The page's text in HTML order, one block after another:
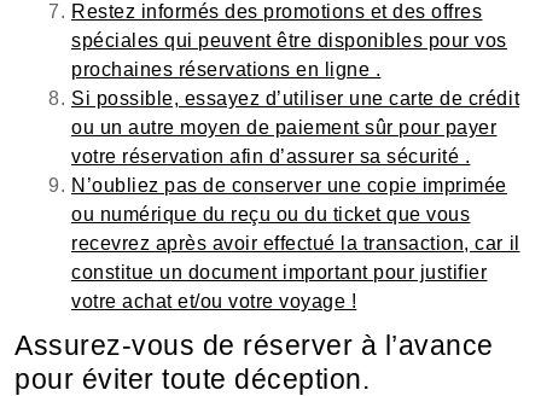
Restez informés des promotions et des offres
spéciales qui peuvent être disponibles pour vos
prochaines réservations en ligne .
Si possible, essayez d’utiliser une carte de crédit
ou un autre moyen de paiement sûr pour payer
votre réservation afin d’assurer sa sécurité .
N’oubliez pas de conserver une copie imprimée
ou numérique du reçu ou du ticket que vous
recevrez après avoir effectué la transaction, car il
constitue un document important pour justifier
votre achat et/ou votre voyage !
Assurez-vous de réserver à l’avance
pour éviter toute déception.